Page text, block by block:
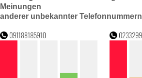
Meinungen
anderer unbekannter Telefonnummern